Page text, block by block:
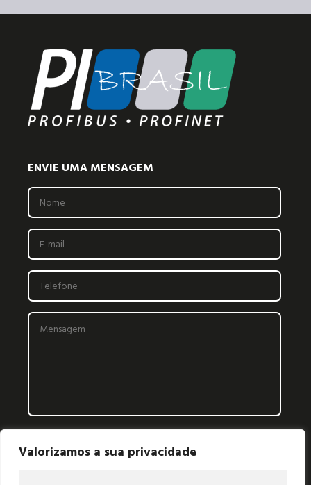
Valorizamos a sua privacidade
ENVIE UMA MENSAGEM